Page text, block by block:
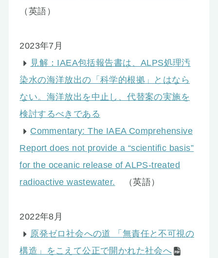
（英語）
2023年7月
見解：IAEA包括報告書は、ALPS処理汚
染水の海洋放出の「科学的根拠」とはなら
ない。海洋放出を中止し、代替案の実施を
検討するべきである
Commentary: The IAEA Comprehensive
Report does not provide a “scientific basis”
for the oceanic release of ALPS-treated
radioactive wastewater. （英語）
2022年8月
原発ゼロ社会への道 「無責任と不可視の
構造」をこえて公正で開かれた社会へ